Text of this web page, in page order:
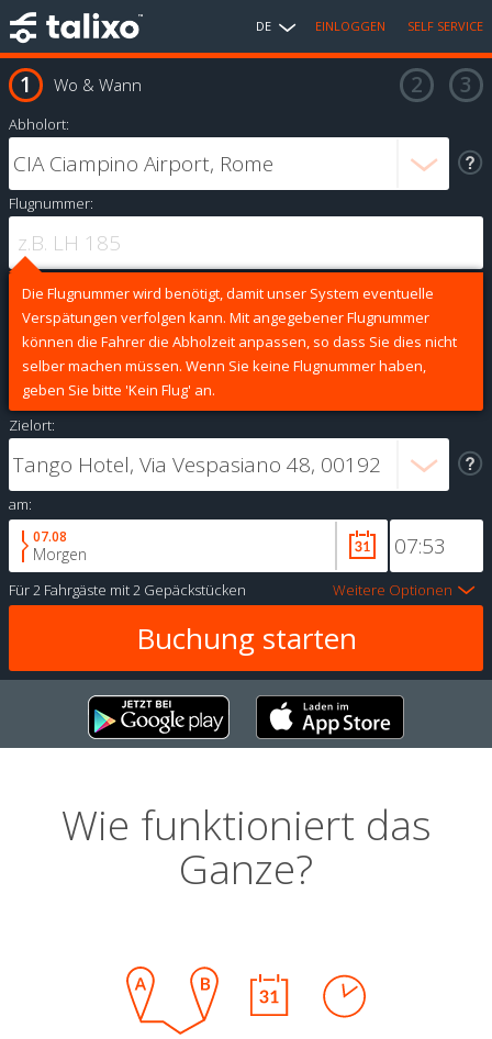
DE EINLOGGEN SELF SERVICE
Wo & Wann
Abholort:
Flugnummer:
Die Flugnummer wird benötigt, damit unser System eventuelle
Verspätungen verfolgen kann. Mit angegebener Flugnummer
können die Fahrer die Abholzeit anpassen, so dass Sie dies nicht
selber machen müssen. Wenn Sie keine Flugnummer haben,
geben Sie bitte 'Kein Flug' an.
Zielort:
am:
07.08
Morgen
Für2 Fahrgäste mit2 Gepäckstücken Weitere Optionen
Wie funktioniert das
Ganze?